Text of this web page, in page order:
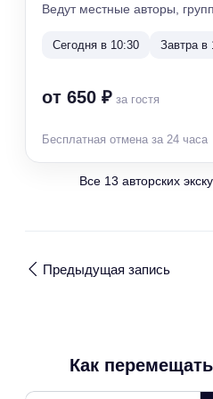
Ведут местные авторы,
Сегодня в 10:30 Завтра в
от 650 ₽ за гостя
Бесплатная отмена за 24 часа
Все 13 авторских
Предыдущая запись
Как